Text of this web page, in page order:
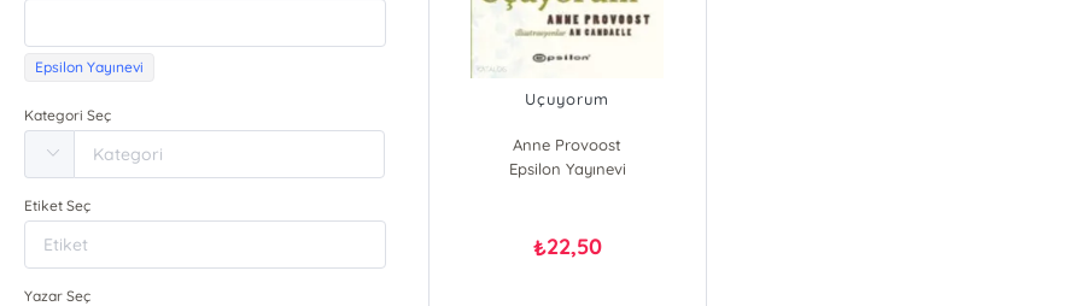
Epsilon Yayınevi
Kategori Seç
Etiket Seç
Yazar Seç
Uçuyorum
Anne Provoost
Epsilon Yayınevi
₺22,50